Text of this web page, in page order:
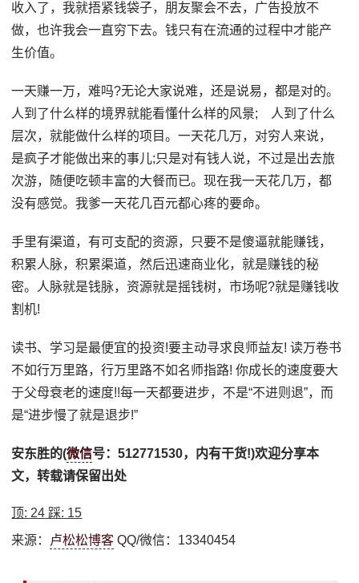
收入了，我就捂紧钱袋子，朋友聚会不去，广告投放不
做，也许我会一直穷下去。钱只有在流通的过程中才能产
生价值。
一天赚一万，难吗?无论大家说难，还是说易，都是对的。
人到了什么样的境界就能看懂什么样的风景; 人到了什么
层次，就能做什么样的项目。一天花几万，对穷人来说，
是疯子才能做出来的事儿;只是对有钱人说，不过是出去旅
次游，随便吃顿丰富的大餐而已。现在我一天花几万，都
没有感觉。我爹一天花几百元都心疼的要命。
手里有渠道，有可支配的资源，只要不是傻逼就能赚钱，
积累人脉，积累渠道，然后迅速商业化，就是赚钱的秘
密。人脉就是钱脉，资源就是摇钱树，市场呢?就是赚钱收
割机!
读书、学习是最便宜的投资!要主动寻求良师益友! 读万卷书
不如行万里路，行万里路不如名师指路! 你成长的速度要大
于父母衰老的速度!!每一天都要进步，不是“不进则退”，而
是“进步慢了就是退步!”
安东胜的(微信号：512771530，内有干货!)欢迎分享本
文，转载请保留出处
顶: 24 踩: 15
来源： 卢松松博客 QQ/微信：13340454